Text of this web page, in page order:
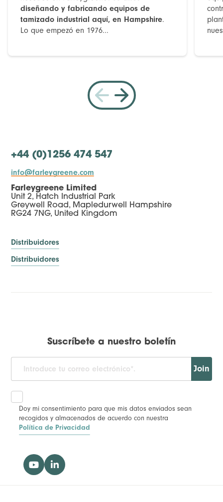
diseñando y fabricando equipos de
tamizado industrial aquí, en Hampshire.
Lo que empezó en 1976...
+44 (0)1256 474 547
info@farleygreene.com
Farleygreene Limited
Unit 2, Hatch Industrial Park
Greywell Road, Mapledurwell Hampshire
RG24 7NG, United Kingdom
Distribuidores
Distribuidores
Suscríbete a nuestro boletín
Join
Doy mi consentimiento para que mis datos enviados sean
recogidos y almacenados de acuerdo con nuestra
Política de Privacidad